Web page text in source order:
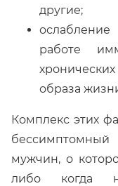
другие;
работе
образа
Комплекс этих
мужчин, о
либо когда